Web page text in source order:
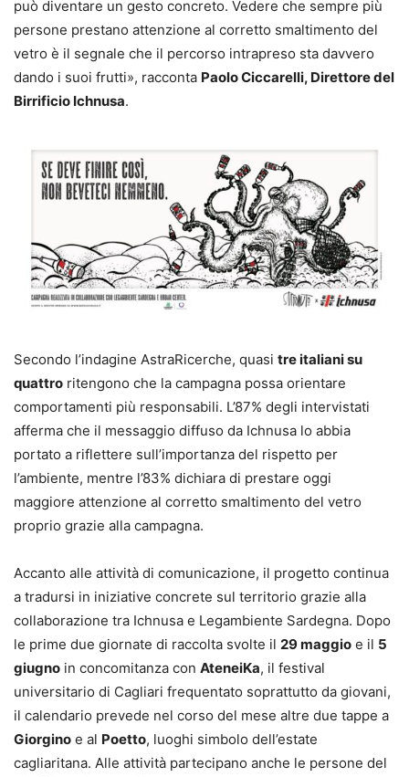
può diventare un gesto concreto. Vedere che sempre più
persone prestano attenzione al corretto smaltimento del
vetro è il segnale che il percorso intrapreso sta davvero
dando i suoi frutti», racconta Paolo Ciccarelli, Direttore del
Birrificio Ichnusa.
Secondo l’indagine AstraRicerche, quasi tre italiani su
quattro ritengono che la campagna possa orientare
comportamenti più responsabili. L’87% degli intervistati
afferma che il messaggio diffuso da Ichnusa lo abbia
portato a riflettere sull’importanza del rispetto per
l’ambiente, mentre l’83% dichiara di prestare oggi
maggiore attenzione al corretto smaltimento del vetro
proprio grazie alla campagna.
Accanto alle attività di comunicazione, il progetto continua
a tradursi in iniziative concrete sul territorio grazie alla
collaborazione tra Ichnusa e Legambiente Sardegna. Dopo
le prime due giornate di raccolta svolte il 29 maggio e il 5
giugno in concomitanza con AteneiKa, il festival
universitario di Cagliari frequentato soprattutto da giovani,
il calendario prevede nel corso del mese altre due tappe a
Giorgino e al Poetto, luoghi simbolo dell’estate
cagliaritana. Alle attività partecipano anche le persone del